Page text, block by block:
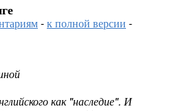
-к полной версии -
как "наследие". И